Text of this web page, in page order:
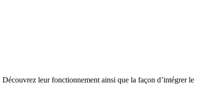
leur fonctionnement ainsi que la façon d’intégrer le